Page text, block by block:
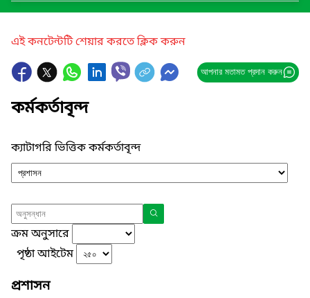
এই কনটেন্টটি শেয়ার করতে ক্লিক করুন
আপনার মতামত প্রদান করুন
কর্মকর্তাবৃন্দ
ক্যাটাগরি ভিত্তিক কর্মকর্তাবৃন্দ
ক্রম অনুসারে
পৃষ্ঠা আইটেম
প্রশাসন